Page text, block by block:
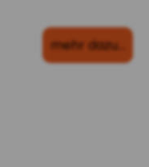
mehr dazu…